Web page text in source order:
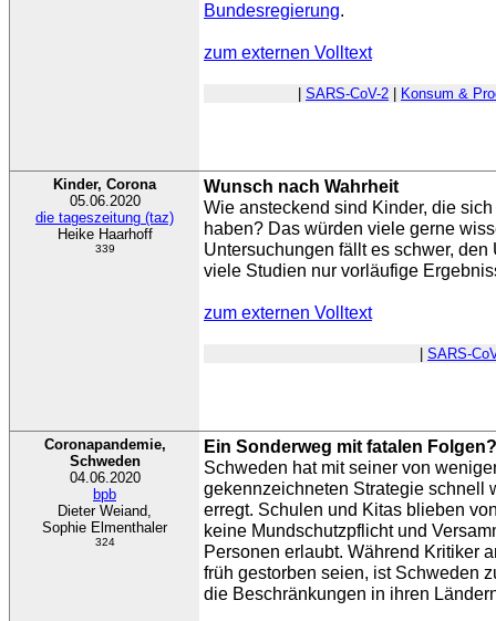
Bundesregierung.
zum externen Volltext
SARS-CoV-2 Konsum &
Kinder, Corona
05.06.2020
die tageszeitung (taz)
Heike Haarhoff
339
Wunsch nach Wahrheit
Wie ansteckend sind Kinder, die
haben? Das würden viele gerne
Untersuchungen fällt es schwer,
viele Studien nur vorläufige
zum externen Volltext
SARS-
Coronapandemie,
Schweden
04.06.2020
bpb
Dieter Weiand,
Sophie Elmenthaler
324
Ein Sonderweg mit fatalen Folgen?
Schweden hat mit seiner von
gekennzeichneten Strategie schnell
erregt. Schulen und Kitas blieben
keine Mundschutzpflicht und
Personen erlaubt. Während Kritiker
früh gestorben seien, ist Schweden
die Beschränkungen in ihren